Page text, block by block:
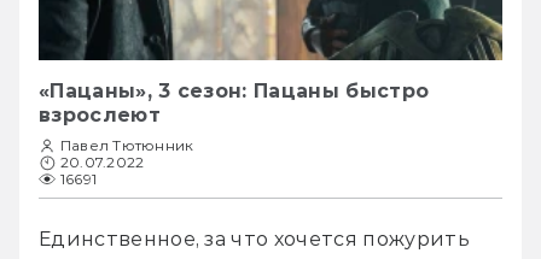
«Пацаны», 3 сезон: Пацаны быстро
взрослеют
Павел Тютюнник
20.07.2022
16691
Единственное, за что хочется пожурить